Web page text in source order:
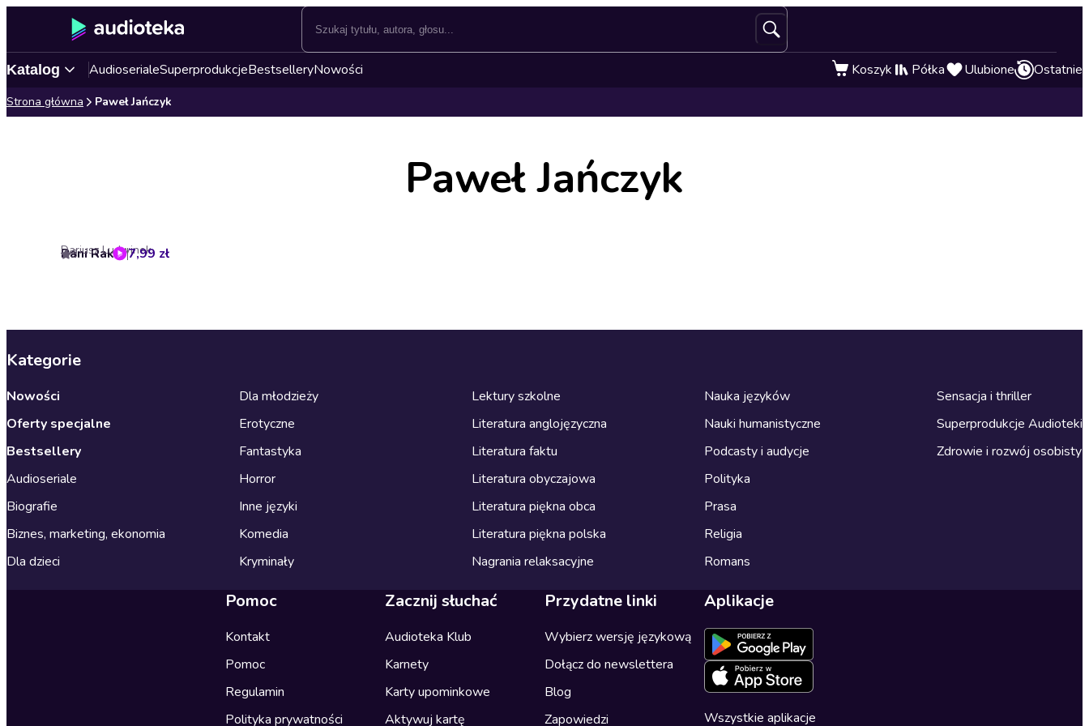
Katalog AudioserialeSuperprodukcjeBestselleryNowości Koszyk Półka Ulubione Ostatnie
Strona główna Paweł Jańczyk
Paweł Jańczyk
Pani Rak
Dariusz Ludwinek
3 7,99 zł
Kategorie
Nowości
Oferty specjalne
Bestsellery
Audioseriale
Biografie
Biznes, marketing, ekonomia
Dla dzieci
Dla młodzieży
Erotyczne
Fantastyka
Horror
Inne języki
Komedia
Kryminały
Lektury szkolne
Literatura anglojęzyczna
Literatura faktu
Literatura obyczajowa
Literatura piękna obca
Literatura piękna polska
Nagrania relaksacyjne
Nauka języków
Nauki humanistyczne
Podcasty i audycje
Polityka
Prasa
Religia
Romans
Sensacja i thriller
Superprodukcje Audioteki
Zdrowie i rozwój osobisty
Pomoc
Kontakt
Pomoc
Regulamin
Polityka prywatności
Zacznij słuchać
Audioteka Klub
Karnety
Karty upominkowe
Aktywuj kartę
Przydatne linki
Wybierz wersję językową
Dołącz do newslettera
Blog
Zapowiedzi
Aplikacje
Wszystkie aplikacje